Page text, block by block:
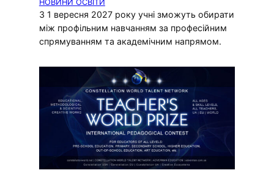
НОВИНИ ОСВІТИ
З 1 вересня 2027 року учні зможуть обирати
між профільним навчанням за професійним
спрямуванням та академічним напрямом.